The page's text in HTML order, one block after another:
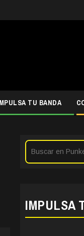
TU BANDA
IMPULSA